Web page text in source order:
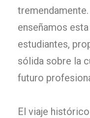
enseñamos
estudiantes,
sólida sobre la
futuro
El viaje